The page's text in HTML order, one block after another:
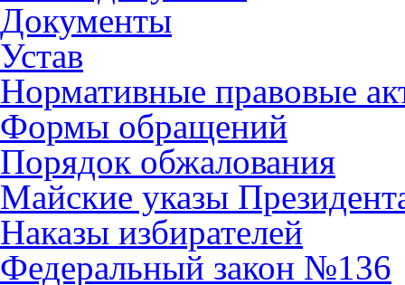
Документы
Устав
Нормативные правовые
Формы обращений
Порядок обжалования
Майские указы
Наказы избирателей
Федеральный закон №136